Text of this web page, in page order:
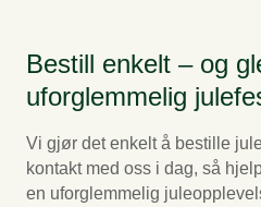
Bestill enkelt – og
uforglemmelig
Vi gjør det enkelt å bestille
kontakt med oss i dag, så
en uforglemmelig